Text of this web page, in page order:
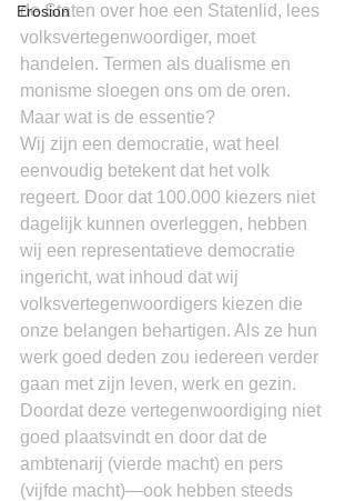
Erosion
de Staten over hoe een Statenlid, lees
volksvertegenwoordiger, moet
handelen. Termen als dualisme en
monisme sloegen ons om de oren.
Maar wat is de essentie?
Wij zijn een democratie, wat heel
eenvoudig betekent dat het volk
regeert. Door dat 100.000 kiezers niet
dagelijk kunnen overleggen, hebben
wij een representatieve democratie
ingericht, wat inhoud dat wij
volksvertegenwoordigers kiezen die
onze belangen behartigen. Als ze hun
werk goed deden zou iedereen verder
gaan met zijn leven, werk en gezin.
Doordat deze vertegenwoordiging niet
goed plaatsvindt en door dat de
ambtenarij (vierde macht) en pers
(vijfde macht)―ook hebben steeds